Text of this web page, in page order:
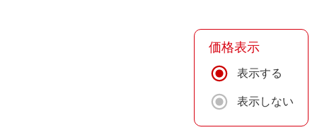
価格表示
表示する
表示しない